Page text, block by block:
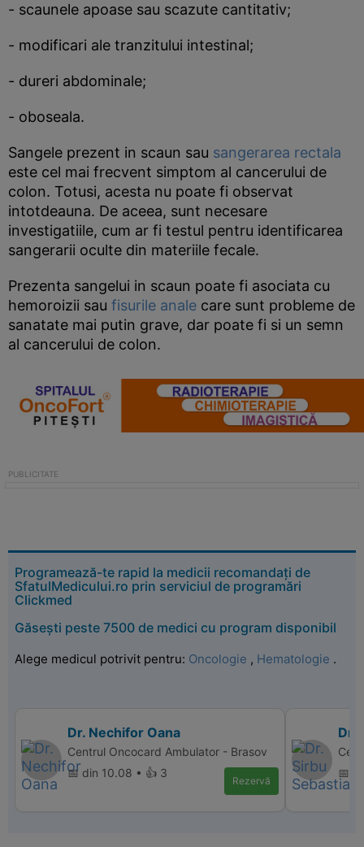
- scaunele apoase sau scazute cantitativ;
- modificari ale tranzitului intestinal;
- dureri abdominale;
- oboseala.
Sangele prezent in scaun sau sangerarea rectala
este cel mai frecvent simptom al cancerului de
colon. Totusi, acesta nu poate fi observat
intotdeauna. De aceea, sunt necesare
investigatiile, cum ar fi testul pentru identificarea
sangerarii oculte din materiile fecale.
Prezenta sangelui in scaun poate fi asociata cu
hemoroizii sau fisurile anale care sunt probleme de
sanatate mai putin grave, dar poate fi si un semn
al cancerului de colon.
Programează-te rapid la medicii recomandați de
SfatulMedicului.ro prin serviciul de programări
Clickmed
Găsești peste 7500 de medici cu program disponibil
Alege medicul potrivit pentru: Oncologie , Hematologie .
Dr. Nechifor Oana
Centrul Oncocard Ambulator - Brasov
📅 din 10.08 • 👍 3
Rezervă
Dr.
📅